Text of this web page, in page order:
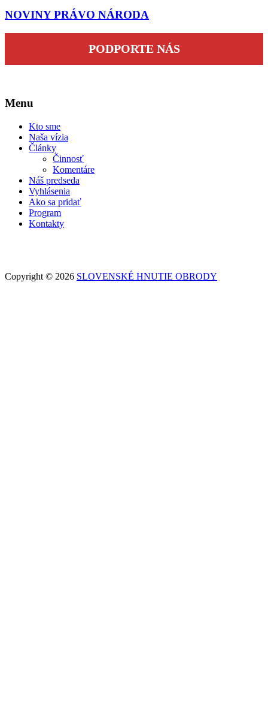
NOVINY PRÁVO NÁRODA
PODPORTE NÁS
Menu
Kto sme
Naša vízia
Články
Činnosť
Komentáre
Náš predseda
Vyhlásenia
Ako sa pridať
Program
Kontakty
Copyright © 2026 SLOVENSKÉ HNUTIE OBRODY